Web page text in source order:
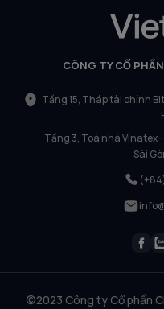
CÔNG TY CỔ
Tầng 15, Tháp tài chính
Tầng 3, Toà nhà Vinatex
Sài
©2023 Công ty Cổ phần